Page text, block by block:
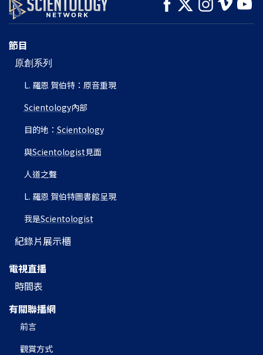
節目
原創系列
L. 羅恩 賀伯特：原音重現
Scientology內部
目的地： Scientology
與Scientologist見面
人道之聲
L. 羅恩 賀伯特圖書館呈現
我是Scientologist
紀錄片展示櫃
電視直播
時間表
有關聯播網
前言
觀賞方式